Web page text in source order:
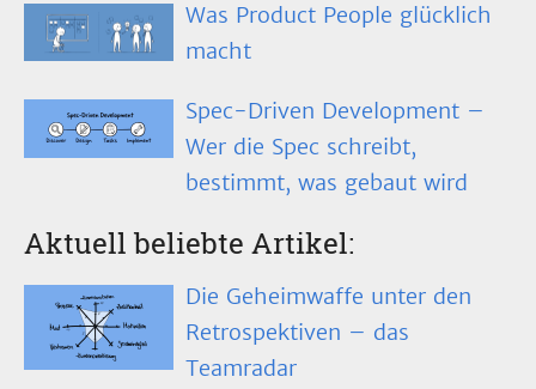
Was Product People glücklich
macht
Spec-Driven Development –
Wer die Spec schreibt,
bestimmt, was gebaut wird
Aktuell beliebte Artikel:
Die Geheimwaffe unter den
Retrospektiven – das
Teamradar